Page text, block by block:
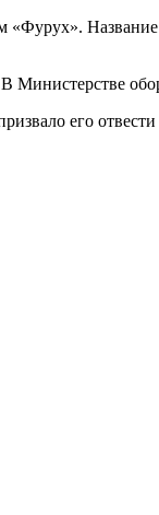
«Фурух».
Министерстве
его